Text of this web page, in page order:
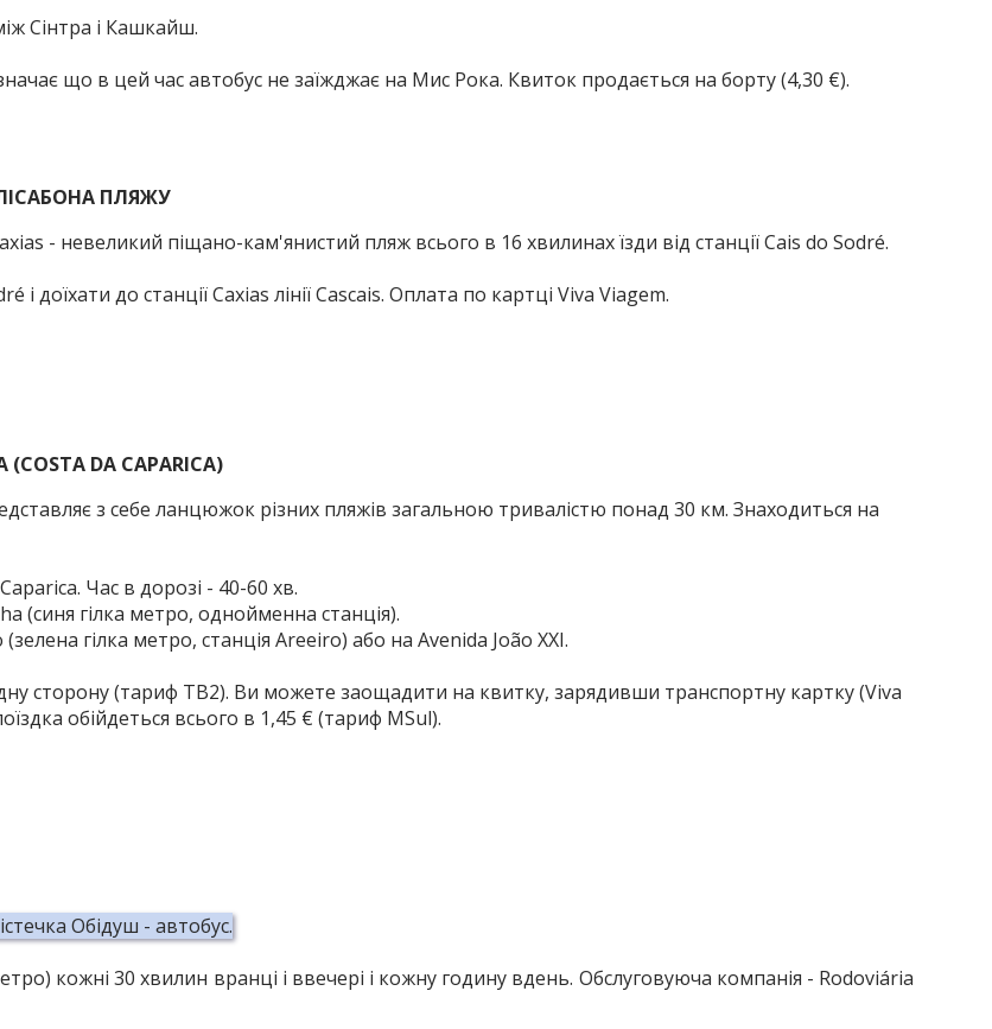
Сінтра і Кашкайш.
що в цей час автобус не заїжджає на Мис Рока. Квиток продається на борту (4,30 €).
ПЛЯЖУ
- невеликий піщано-кам'янистий пляж всього в 16 хвилинах їзди від станції Cais do Sodré.
доїхати до станції Caxias лінії Cascais. Оплата по картці Viva Viagem.
DA CAPARICA)
з себе ланцюжок різних пляжів загальною тривалістю понад 30 км. Знаходиться на
Час в дорозі - 40-60 хв.
(синя гілка метро, однойменна станція).
гілка метро, станція Areeiro) або на Avenida João XXI.
сторону (тариф TB2). Ви можете заощадити на квитку, зарядивши транспортну картку (Viva
обійдеться всього в 1,45 € (тариф MSul).
Обідуш - автобус.
кожні 30 хвилин вранці і ввечері і кожну годину вдень. Обслуговуюча компанія - Rodoviária